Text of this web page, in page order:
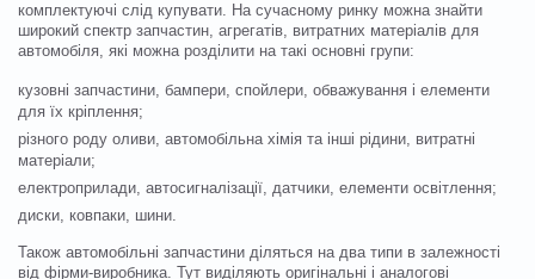
комплектуючі слід купувати. На сучасному ринку можна знайти
широкий спектр запчастин, агрегатів, витратних матеріалів для
автомобіля, які можна розділити на такі основні групи:
кузовні запчастини, бампери, спойлери, обважування і елементи
для їх кріплення;
різного роду оливи, автомобільна хімія та інші рідини, витратні
матеріали;
електроприлади, автосигналізації, датчики, елементи освітлення;
диски, ковпаки, шини.
Також автомобільні запчастини діляться на два типи в залежності
від фірми-виробника. Тут виділяють оригінальні і аналогові